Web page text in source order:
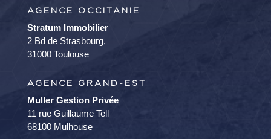
AGENCE OCCITANIE
Stratum Immobilier
2 Bd de Strasbourg,
31000 Toulouse
AGENCE GRAND-EST
Muller Gestion Privée
11 rue Guillaume Tell
68100 Mulhouse